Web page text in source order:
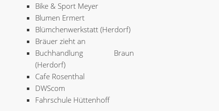
Bike & Sport Meyer
Blumen Ermert
Blümchenwerkstatt (Herdorf)
Bräuer zieht an
Buchhandlung Braun
(Herdorf)
Cafe Rosenthal
DWScom
Fahrschule Hüttenhoff